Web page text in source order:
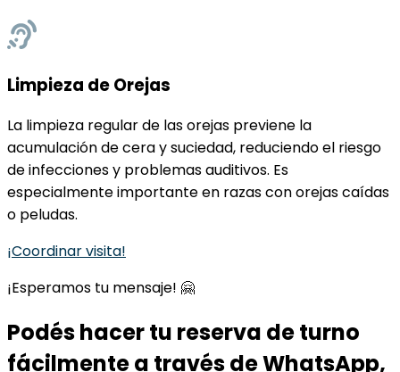
Limpieza de Orejas
La limpieza regular de las orejas previene la
acumulación de cera y suciedad, reduciendo el riesgo
de infecciones y problemas auditivos. Es
especialmente importante en razas con orejas caídas
o peludas.
¡Coordinar visita!
¡Esperamos tu mensaje! 🤗
Podés hacer tu reserva de turno
fácilmente a través de WhatsApp,